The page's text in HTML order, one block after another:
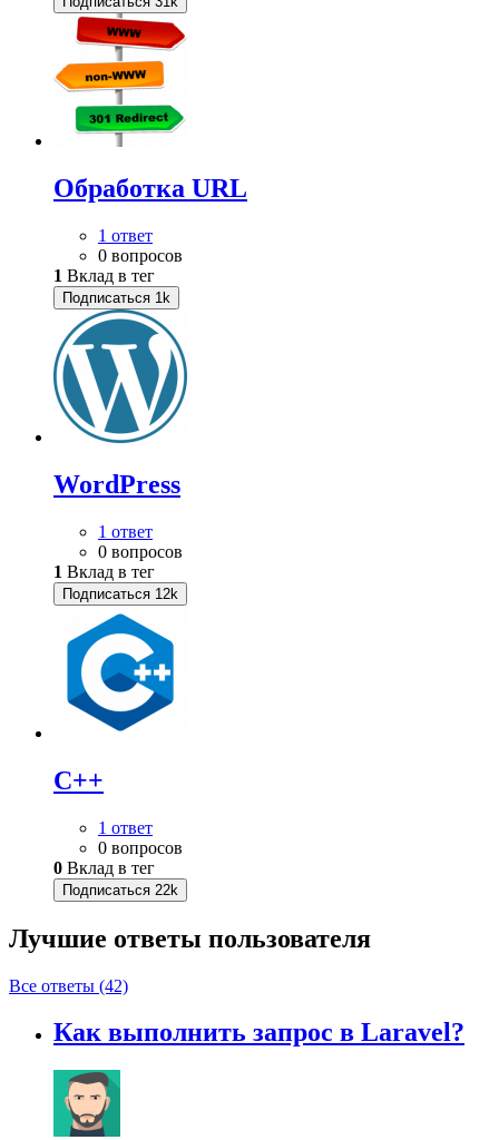
Обработка URL
1 ответ
0 вопросов
1 Вклад в тег
Подписаться 1k
WordPress
1 ответ
0 вопросов
1 Вклад в тег
Подписаться 12k
C++
1 ответ
0 вопросов
0 Вклад в тег
Подписаться 22k
Лучшие ответы пользователя
Все ответы (42)
Как выполнить запрос в Laravel?